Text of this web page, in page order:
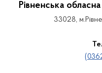
Рівненська
33028,